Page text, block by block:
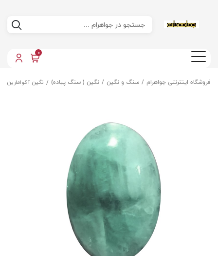
0
فروشگاه اینترنتی جواهرام سنگ و نگین نگین ( سنگ پیاده) نگین آکوامارین